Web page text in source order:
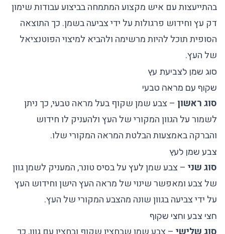
בהתייעצות עם איש מקצוע המתמחה בביצוע עבודות שימון
דק עץ וחידוש פרגולות על ידי צביעה בשמן. כך התוצאה
הסופית תוכל להיות מרשימה ולהביא למיצוי הפוטנציאל
של העץ.
סוג שמן לצביעת עץ
שקוף עם מראה טבעי
סוג ראשון – צבע שמן שקוף בעל מראה טבעי, כך ניתן
לשמור על הגוון המקורי של העץ ולהעניק לו חידוש
והברקה באמצעות הבלטת המראה המקורי שלו.
צבע שמן לעץ
סוג שני – צבע שמן לעץ על בסיס טונר, המעניק לשמן גוון
של צבע ומאפשר שינוי של מראה העץ הישן וחידוש העץ
על ידי צביעה בגוון שונה מהצבע המקורי של העץ.
חצי צבע וחצי שקוף